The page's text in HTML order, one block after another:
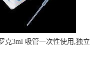
克3ml 吸管一次性使用,独立